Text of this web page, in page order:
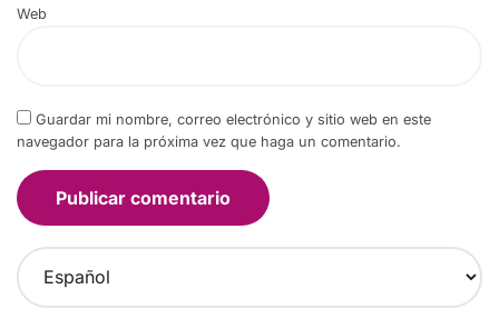
Web
Guardar mi nombre, correo electrónico y sitio web en este
navegador para la próxima vez que haga un comentario.
C
h
o